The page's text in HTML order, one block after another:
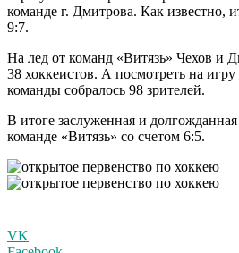
команде г. Дмитрова. Как известно,
9:7.
На лед от команд «Витязь» Чехов и
38 хоккеистов. А посмотреть на игру
команды собралось 98 зрителей.
В итоге заслуженная и долгожданная
команде «Витязь» со счетом 6:5.
VK